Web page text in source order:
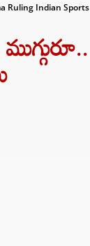
Ruling Indian Sports